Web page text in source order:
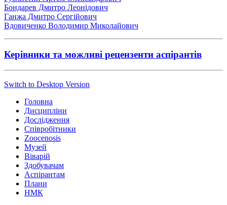
Бондарев Дмитро Леонідович
Ганжа Дмитро Сергійович
Вдовиченко Володимир Миколайович
Керівники та можливі рецензенти аспірантів
Switch to Desktop Version
Головна
Дисципліни
Дослідження
Співробітники
Zoocenosis
Музей
Віварій
Здобувачам
Аспірантам
Плани
НМК